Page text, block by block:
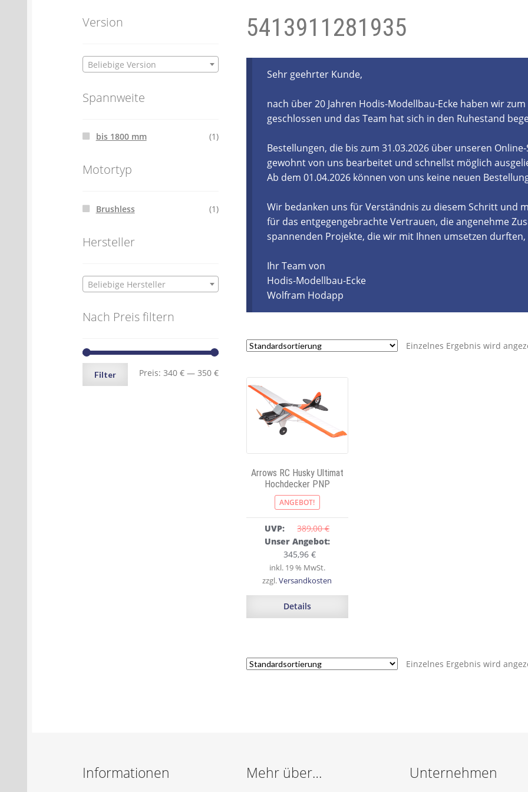
Batterien- und Akku Verordnung Elektro- und Elektronikgeräte Verordnung
5413911281935
Sehr geehrter Kunde,
nach über 20 Jahren Hodis-Modellbau-Ecke haben wir
geschlossen und das Team hat sich in den Ruhestand
Bestellungen, die bis zum 31.03.2026 über unseren
gewohnt von uns bearbeitet und schnellst möglich
Ab dem 01.04.2026 können von uns keine neuen
Wir bedanken uns für Verständnis zu diesem Schritt und
für das entgegengebrachte Vertrauen, die angenehme
spannenden Projekte, die wir mit Ihnen umsetzen
Ihr Team von
Hodis-Modellbau-Ecke
Wolfram Hodapp
Einzelnes Ergebnis wird
Arrows RC Husky Ultimat
Hochdecker PNP
ANGEBOT!
UVP: 389,00 €
Ursprünglicher
Preis
war:
389,00 €
Unser Angebot:
345,96€Aktueller
Preis
ist:
inkl. 19 % MwSt.
zzgl.Versandkosten
Details
Einzelnes Ergebnis wird
Version
Beliebige Version
Spannweite
bis 1800 mm (1)
Motortyp
Brushless (1)
Hersteller
Beliebige Hersteller
Nach Preis filtern
Min.
Max.
Filter Preis:340 € —350 €
Informationen Mehr über… Unternehmen